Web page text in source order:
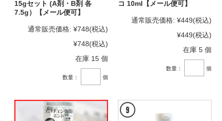
15gセット (A剤・B剤 各
7.5g）【メール便可】
通常販売価格: ¥748(税込)
¥748(税込)
在庫 15 個
数量： 個
コ 10ml【メール便可】
通常販売価格: ¥449(税込)
¥449(税込)
在庫 5 個
数量： 個